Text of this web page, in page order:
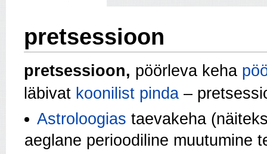
pretsessioon
pretsessioon, pöörleva keha
läbivat koonilist pinda –
Astroloogias taevakeha
aeglane perioodiline muutumine